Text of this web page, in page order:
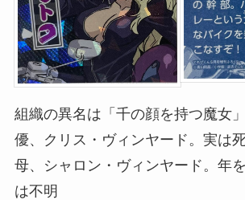
組織の異名は「千の顔を持つ魔女
優、クリス・ヴィンヤード。実は
母、シャロン・ヴィンヤード。年
は不明